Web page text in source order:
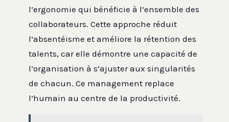
l’ergonomie qui bénéficie à l’ensemble des
collaborateurs. Cette approche réduit
l’absentéisme et améliore la rétention des
talents, car elle démontre une capacité de
l’organisation à s’ajuster aux singularités
de chacun. Ce management replace
l’humain au centre de la productivité.